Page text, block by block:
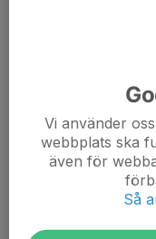
Med få undantag
Mer information
Affisch SBK
Vi använder
webbplats ska
även för
Så